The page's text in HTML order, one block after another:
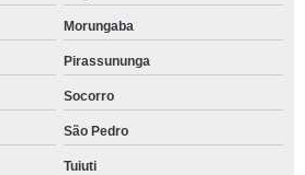
Morungaba
Pirassununga
Socorro
São Pedro
Tuiuti